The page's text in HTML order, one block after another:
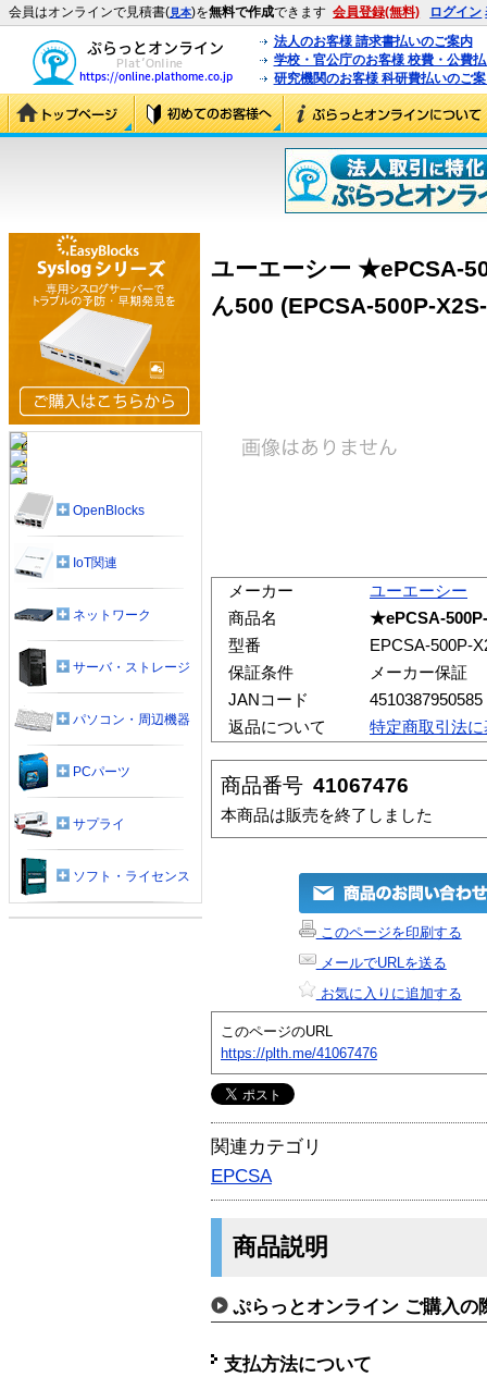
会員はオンラインで見積書(見本)を無料で作成できます 会員登録(無料) ログイン
法人のお客様 請求書払いのご案内
学校・官公庁のお客様 校費・公費
研究機関のお客様 科研費払いのご
ユーエーシー ★ePCSA-
ん500 (EPCSA-500P-
メーカー
ユーエーシー
商品名
★ePCSA-
型番
EPCSA-500P-
保証条件
メーカー保証
JANコード
4510387950585
返品について
特定商取引法
商品番号 41067476
本商品は販売を終了しました
このページを印刷する
メールでURLを送る
お気に入りに追加する
このページのURL
https://plth.me/41067476
関連カテゴリ
EPCSA
商品説明
ぷらっとオンライン ご購入の
支払方法について
OpenBlocks
IoT関連
ネットワーク
サーバ・ストレージ
パソコン・周辺機器
PCパーツ
サプライ
ソフト・ライセンス